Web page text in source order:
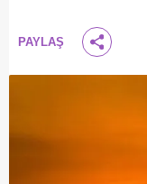
PAYLAŞ